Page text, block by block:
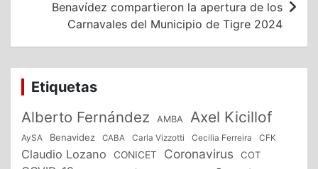
Benavídez compartieron la apertura de los
Carnavales del Municipio de Tigre 2024
Etiquetas
Alberto Fernández AMBA Axel Kicillof
AySA Benavidez CABA Carla Vizzotti Cecilia Ferreira CFK
Claudio Lozano CONICET Coronavirus COT